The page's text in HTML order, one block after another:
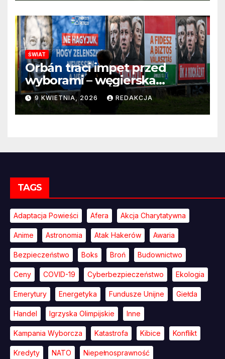
ŚWIAT
Orbán traci impet przed
wyborami – węgierska
propaganda przestaje
przekonywać
9 KWIETNIA, 2026 REDAKCJA
TAGS
Adaptacja Powieści Afera Akcja Charytatywna
Anime Astronomia Atak Hakerów Awaria
Bezpieczeństwo Boks Broń Budownictwo
Ceny COVID-19 Cyberbezpieczeństwo Ekologia
Emerytury Energetyka Fundusze Unijne Giełda
Handel Igrzyska Olimpijskie Inne
Kampania Wyborcza Katastrofa Kibice Konflikt
Kredyty NATO Niepełnosprawność